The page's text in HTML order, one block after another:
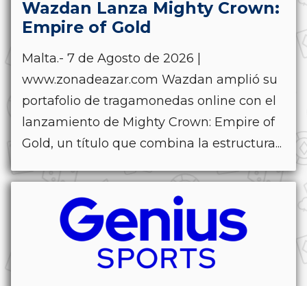
Wazdan Lanza Mighty Crown:
Empire of Gold
Malta.- 7 de Agosto de 2026 |
www.zonadeazar.com Wazdan amplió su
portafolio de tragamonedas online con el
lanzamiento de Mighty Crown: Empire of
Gold, un título que combina la estructura...